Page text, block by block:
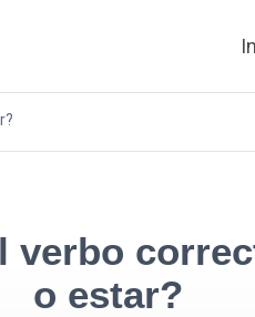
verbo
o estar?